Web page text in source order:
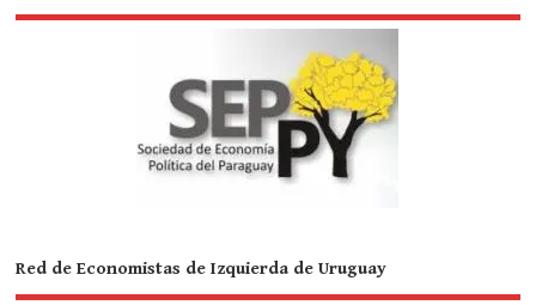
Red de Economistas de Izquierda de Uruguay